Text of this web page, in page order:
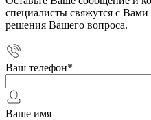
специалисты свяжутся с
решения Вашего вопроса.
Ваш телефон*
Ваше имя